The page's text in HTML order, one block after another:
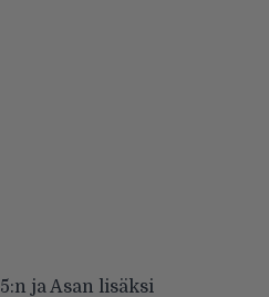
ja Asan lisäksi